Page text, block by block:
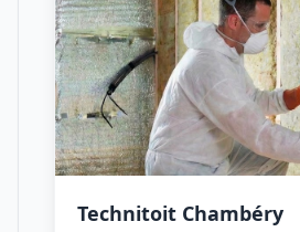
Technitoit Chambéry